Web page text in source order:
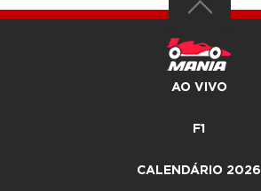
AO VIVO
F1
CALENDÁRIO 2026